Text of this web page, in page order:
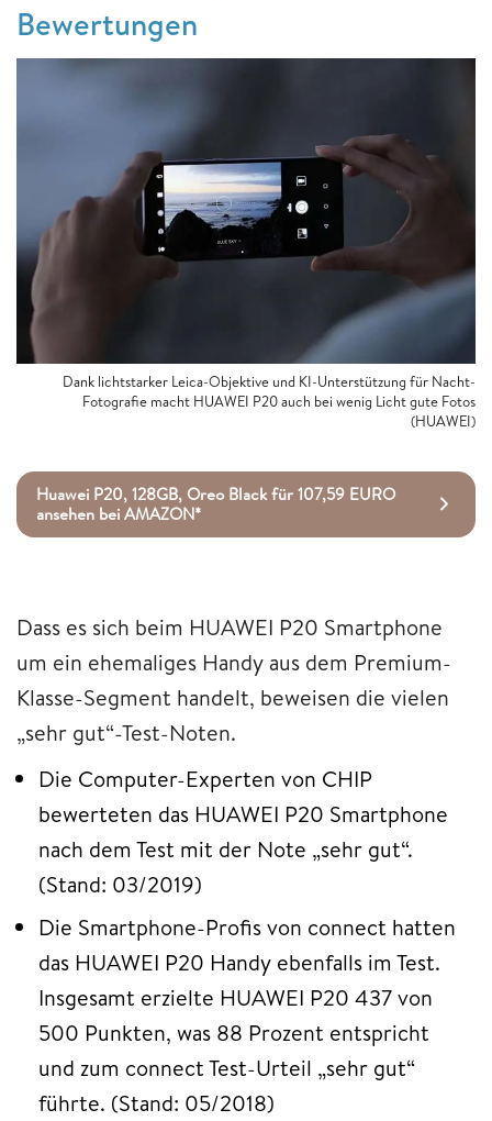
Bewertungen
Dank lichtstarker Leica-Objektive und KI-Unterstützung für Nacht-
Fotografie macht HUAWEI P20 auch bei wenig Licht gute Fotos
(HUAWEI)
Huawei P20, 128GB, Oreo Black für 107,59 EURO
ansehen bei AMAZON*
Dass es sich beim HUAWEI P20 Smartphone
um ein ehemaliges Handy aus dem Premium-
Klasse-Segment handelt, beweisen die vielen
„sehr gut“-Test-Noten.
Die Computer-Experten von CHIP
bewerteten das HUAWEI P20 Smartphone
nach dem Test mit der Note „sehr gut“.
(Stand: 03/2019)
Die Smartphone-Profis von connect hatten
das HUAWEI P20 Handy ebenfalls im Test.
Insgesamt erzielte HUAWEI P20 437 von
500 Punkten, was 88 Prozent entspricht
und zum connect Test-Urteil „sehr gut“
führte. (Stand: 05/2018)